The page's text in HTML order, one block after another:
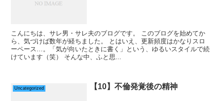
こんにちは、サレ男・サレ夫のブログです。 このブログを始めてか
ら、気づけば数年が経ちました。 とはいえ、更新頻度はかなりスロ
ーペース…。「気が向いたときに書く」という、ゆるいスタイルで続
けています（笑） そんな中、ふと思...
Uncategorized 【10】不倫発覚後の精神